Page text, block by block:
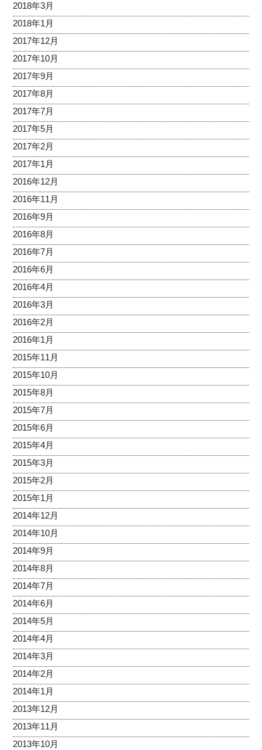
2018年3月
2018年1月
2017年12月
2017年10月
2017年9月
2017年8月
2017年7月
2017年5月
2017年2月
2017年1月
2016年12月
2016年11月
2016年9月
2016年8月
2016年7月
2016年6月
2016年4月
2016年3月
2016年2月
2016年1月
2015年11月
2015年10月
2015年8月
2015年7月
2015年6月
2015年4月
2015年3月
2015年2月
2015年1月
2014年12月
2014年10月
2014年9月
2014年8月
2014年7月
2014年6月
2014年5月
2014年4月
2014年3月
2014年2月
2014年1月
2013年12月
2013年11月
2013年10月